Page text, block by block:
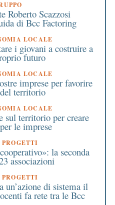
Roberto Scazzosi
di Bcc Factoring
LOCALE
i giovani a costruire a
futuro
LOCALE
imprese per favorire
territorio
LOCALE
sul territorio per creare
le imprese
la seconda
associazioni
un’azione di sistema il
fa rete tra le Bcc